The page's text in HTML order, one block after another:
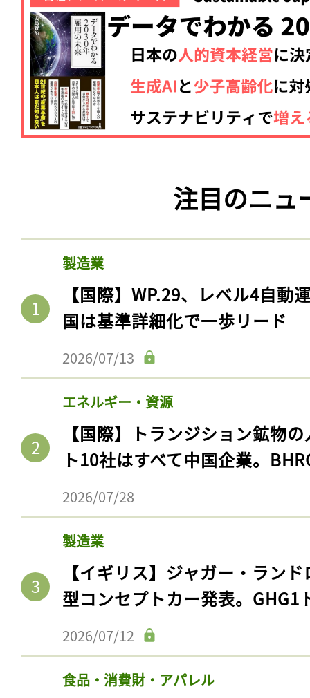
注目のニュ
製造業
【国際】WP.29、レベル4自動
国は基準詳細化で一歩リード
2026/07/13
エネルギー・資源
【国際】トランジション鉱物
ト10社はすべて中国企業。
2026/07/28
製造業
【イギリス】ジャガー・ラン
型コンセプトカー発表。GHG1
2026/07/12
食品・消費財・アパレル
記事をお気に入りに
ログインが必
ログイン
会員登録